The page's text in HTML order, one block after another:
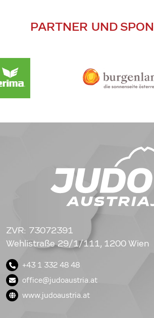
PARTNER UND
ZVR: 73072391
Wehlistraße 29/1/111, 1200 Wien
+43 1 332 48 48
office@judoaustria.at
www.judoaustria.at